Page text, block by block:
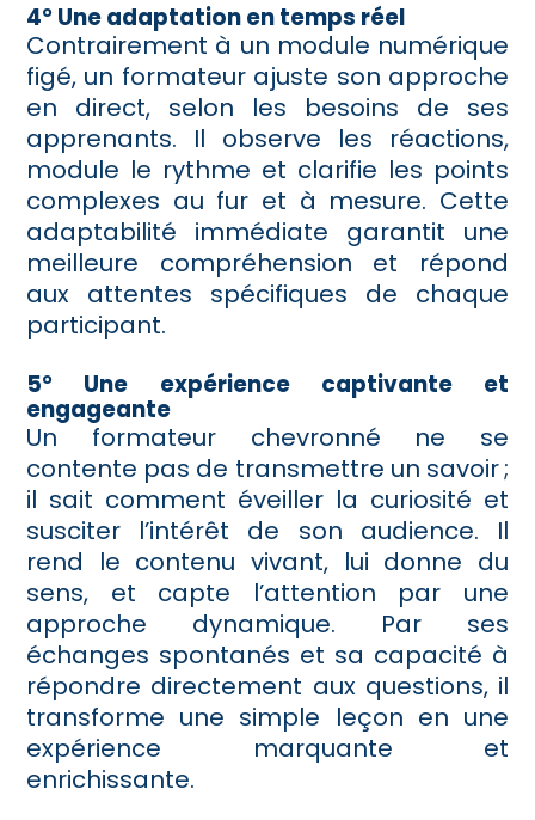
4° Une adaptation en temps réel
Contrairement à un module numérique
figé, un formateur ajuste son approche
en direct, selon les besoins de ses
apprenants. Il observe les réactions,
module le rythme et clarifie les points
complexes au fur et à mesure. Cette
adaptabilité immédiate garantit une
meilleure compréhension et répond
aux attentes spécifiques de chaque
participant.
5° Une expérience captivante et
engageante
Un formateur chevronné ne se
contente pas de transmettre un savoir ;
il sait comment éveiller la curiosité et
susciter l’intérêt de son audience. Il
rend le contenu vivant, lui donne du
sens, et capte l’attention par une
approche dynamique. Par ses
échanges spontanés et sa capacité à
répondre directement aux questions, il
transforme une simple leçon en une
expérience marquante et
enrichissante.